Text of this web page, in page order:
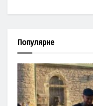
Популярне